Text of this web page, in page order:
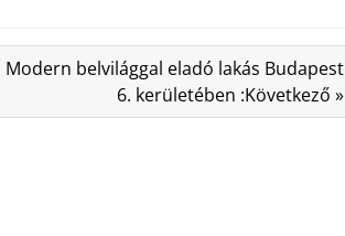
Modern belvilággal eladó lakás Budapest
6. kerületében :Következő »